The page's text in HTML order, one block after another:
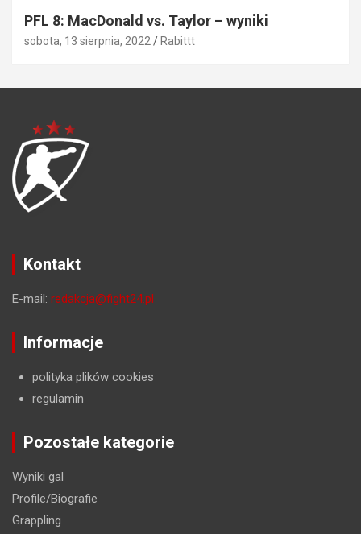
PFL 8: MacDonald vs. Taylor – wyniki
sobota, 13 sierpnia, 2022 Rabittt
Kontakt
E-mail: redakcja@fight24.pl
Informacje
polityka plików cookies
regulamin
Pozostałe kategorie
Wyniki gal
Profile/Biografie
Grappling